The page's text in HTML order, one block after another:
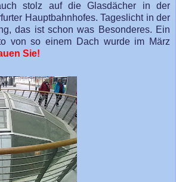
stolz auf die Glasdächer in der
Hauptbahnhofes. Tageslicht in der
das ist schon was Besonderes. Ein
von so einem Dach wurde im März
Sie!